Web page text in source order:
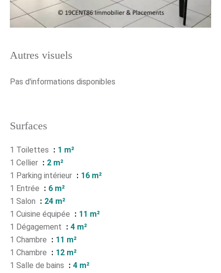
Autres visuels
Pas d'informations disponibles
Surfaces
1 Toilettes
1 m²
1 Cellier
2 m²
1 Parking intérieur
16 m²
1 Entrée
6 m²
1 Salon
24 m²
1 Cuisine équipée
11 m²
1 Dégagement
4 m²
1 Chambre
11 m²
1 Chambre
12 m²
1 Salle de bains
4 m²